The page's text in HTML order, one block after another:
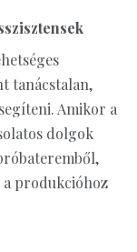
tanácstalan,
Amikor a
dolgok
produkcióhoz